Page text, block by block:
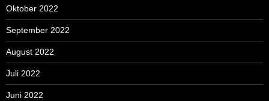
Oktober 2022
September 2022
August 2022
Juli 2022
Juni 2022